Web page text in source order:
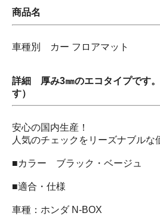
商品名
車種別 カー フロアマット
詳細 厚み3㎜のエコタイプです
す）
安心の国内生産！
人気のチェックをリーズナブルな
■カラー ブラック・ベージュ
■適合・仕様
車種：ホンダ N-BOX